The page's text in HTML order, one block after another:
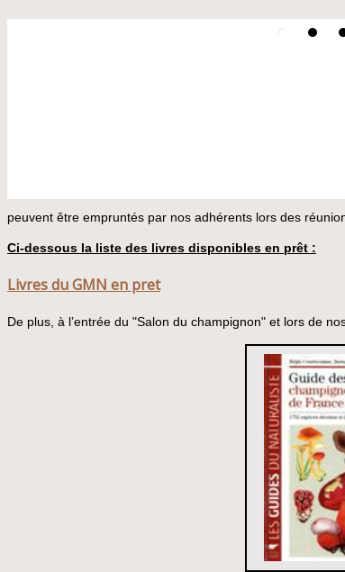
peuvent être empruntés par nos adhérents lors des
Ci-dessous la liste des livres disponibles en prêt :
Livres du GMN en pret
De plus, à l’entrée du "Salon du champignon" et lors de